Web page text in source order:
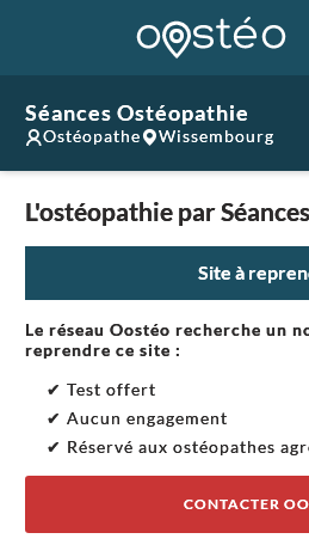
Séances Ostéopathie
Ostéopathe Wissembourg
L'ostéopathie par
Site à
Le réseau Oostéo recherche un
reprendre ce site :
✔ Test offert
✔ Aucun engagement
✔ Réservé aux ostéopathes
CONTACTER